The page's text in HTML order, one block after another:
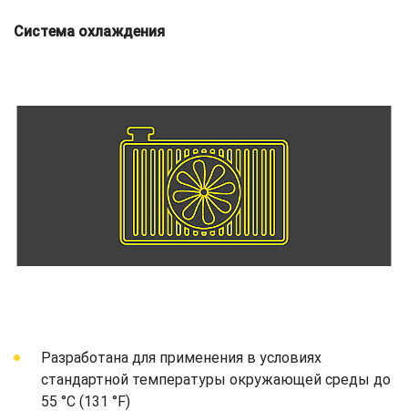
Система охлаждения
Разработана для применения в условиях
стандартной температуры окружающей среды до
55 °C (131 °F)